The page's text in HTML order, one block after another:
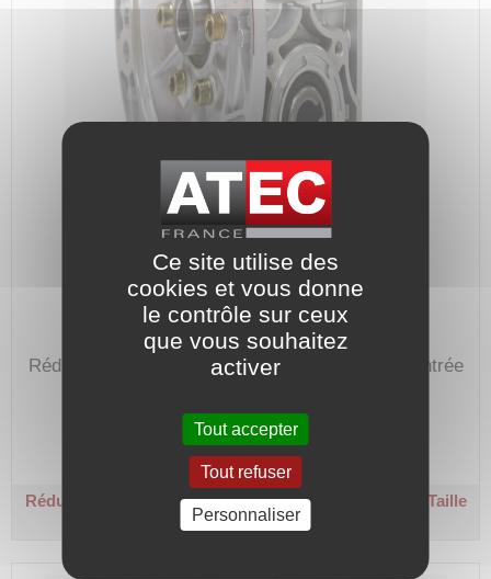
Réducteur de vitesse de 30 avec bride B14 en entrée
Code article :192659
Prix : 743,00 €HT
Réducteur roue et vis carré - Ø 24 / Ø 35 - R 30
B14 - Taille
90 - Couple sortie 315 Nm
Ce site utilise des
cookies et vous donne
le contrôle sur ceux
que vous souhaitez
activer
Tout accepter
Tout refuser
Personnaliser